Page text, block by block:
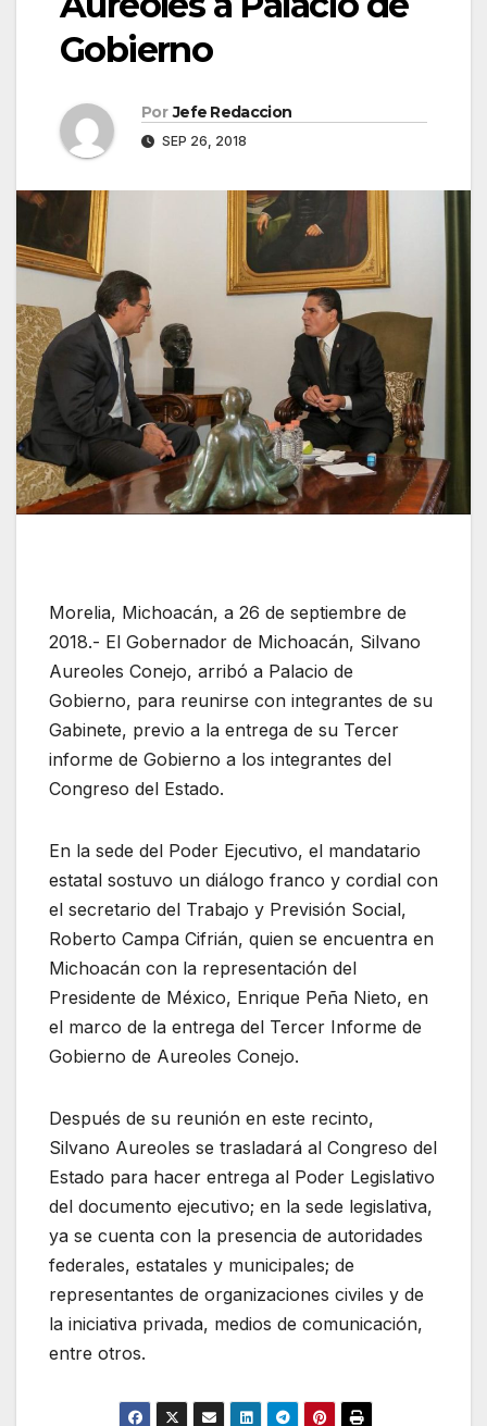
Gobierno
Por Jefe Redaccion
SEP 26, 2018
Morelia, Michoacán, a 26 de septiembre de
2018.- El Gobernador de Michoacán, Silvano
Aureoles Conejo, arribó a Palacio de
Gobierno, para reunirse con integrantes de su
Gabinete, previo a la entrega de su Tercer
informe de Gobierno a los integrantes del
Congreso del Estado.
En la sede del Poder Ejecutivo, el mandatario
estatal sostuvo un diálogo franco y cordial con
el secretario del Trabajo y Previsión Social,
Roberto Campa Cifrián, quien se encuentra en
Michoacán con la representación del
Presidente de México, Enrique Peña Nieto, en
el marco de la entrega del Tercer Informe de
Gobierno de Aureoles Conejo.
Después de su reunión en este recinto,
Silvano Aureoles se trasladará al Congreso del
Estado para hacer entrega al Poder Legislativo
del documento ejecutivo; en la sede legislativa,
ya se cuenta con la presencia de autoridades
federales, estatales y municipales; de
representantes de organizaciones civiles y de
la iniciativa privada, medios de comunicación,
entre otros.